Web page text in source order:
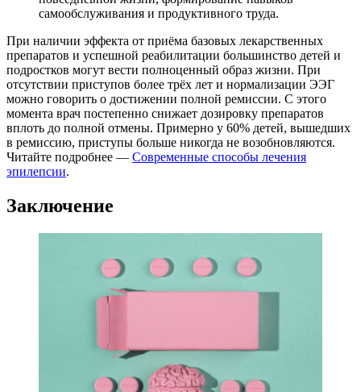
самообслуживания и продуктивного труда.
При наличии эффекта от приёма базовых лекарственных
препаратов и успешной реабилитации большинство детей и
подростков могут вести полноценный образ жизни. При
отсутствии приступов более трёх лет и нормализации ЭЭГ
можно говорить о достижении полной ремиссии. С этого
момента врач постепенно снижает дозировку препаратов
вплоть до полной отмены. Примерно у 60% детей, вышедших
в ремиссию, приступы больше никогда не возобновляются.
Читайте подробнее — Современные способы лечения
эпилепсии.
Заключение